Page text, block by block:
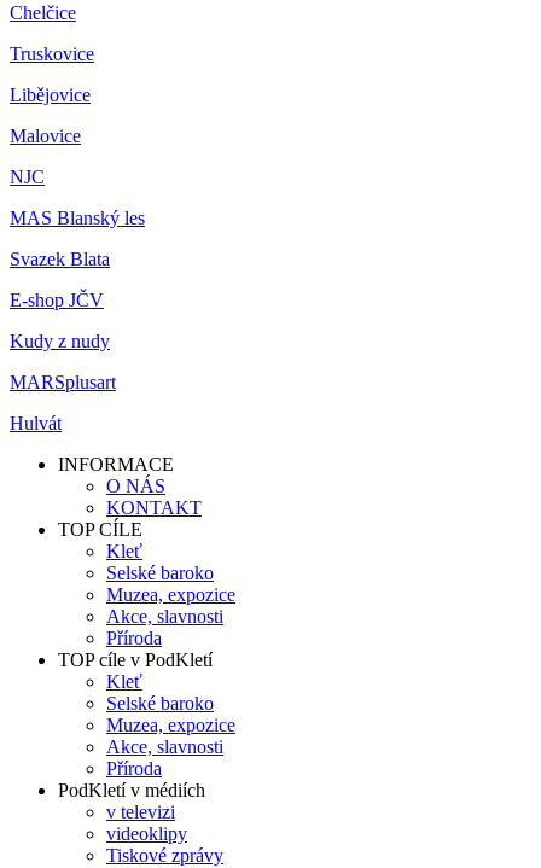
Chelčice
Truskovice
Libějovice
Malovice
NJC
MAS Blanský les
Svazek Blata
E-shop JČV
Kudy z nudy
MARSplusart
Hulvát
INFORMACE
O NÁS
KONTAKT
TOP CÍLE
Kleť
Selské baroko
Muzea, expozice
Akce, slavnosti
Příroda
TOP cíle v PodKletí
Kleť
Selské baroko
Muzea, expozice
Akce, slavnosti
Příroda
PodKletí v médiích
v televizi
videoklipy
Tiskové zprávy